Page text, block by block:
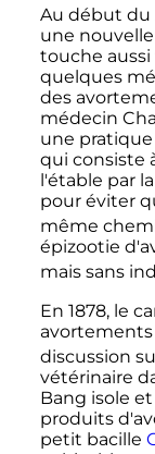
Au début du
une
touche
quelques
des
médecin
une
qui consiste
l'étable par
pour éviter
même
épizootie
mais sans
En 1878, le
discussion
vétérinaire
Bang isole
produits
petit bacille